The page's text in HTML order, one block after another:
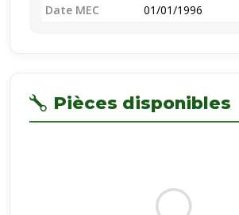
Date MEC
01/01/1996
Pièces disponibles